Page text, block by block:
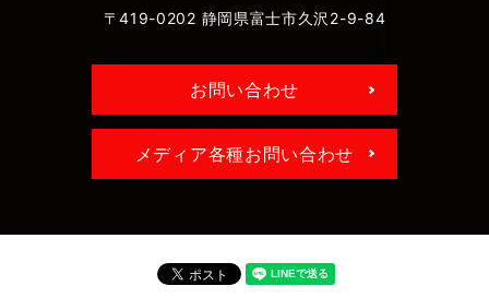
〒419-0202 静岡県富士市久沢2-9-84
お問い合わせ
メディア各種お問い合わせ